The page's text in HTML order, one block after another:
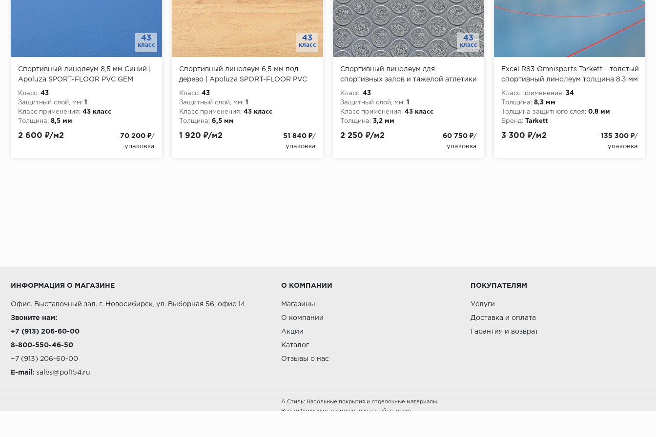
43
класс
Спортивный линолеум 8,5 мм Синий |
Apoluza SPORT-FLOOR PVC GEM
Класс: 43
Защитный слой, мм: 1
Класс применения: 43 класс
Толщина: 8,5 мм
Защитный слой, мм:
2 600 ₽/м2 70 200 ₽/
упаковка
43
класс
Спортивный линолеум 6,5 мм под
дерево | Apoluza SPORT-FLOOR PVC
GEM
Класс: 43
Защитный слой, мм: 1
Класс применения: 43 класс
Толщина: 6,5 мм
Защитный слой, мм:
1 920 ₽/м2 51 840 ₽/
упаковка
43
класс
Спортивный линолеум для
спортивных залов и тяжелой атлетики
3,2мм Серый | Apoluza Фитнес
Класс: 43
Защитный слой, мм: 1
Класс применения: 43 класс
Толщина: 3,2 мм
Защитный слой, мм:
2 250 ₽/м2 60 750 ₽/
упаковка
Excel R83 Omnisports Tarkett - толстый
спортивный линолеум толщина 8.3 мм
Класс применения: 34
Толщина: 8,3 мм
Толщина защитного слоя: 0.8 мм
Бренд:
Tarkett
3 300 ₽/м2 135 300 ₽/
упаковка
ИНФОРМАЦИЯ О МАГАЗИНЕ
Офис. Выставочный зал. г. Новосибирск, ул. Выборная 56, офис 14
Звоните нам:
+7 (913) 206-60-00
8-800-550-46-50
+7 (913) 206-60-00
E-mail: sales@pol154.ru
О КОМПАНИИ
Магазины
О компании
Акции
Каталог
Отзывы о нас
ПОКУПАТЕЛЯМ
Услуги
Доставка и оплата
Гарантия и возврат
А Стиль: Напольные покрытия и отделочные материалы.
Вся информация, размещенная на сайте, носит